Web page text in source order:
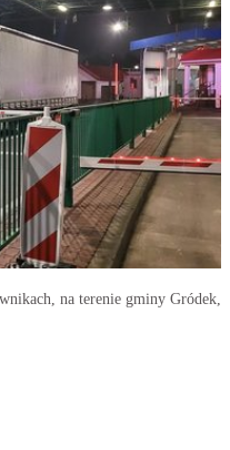
na terenie gminy Gródek,